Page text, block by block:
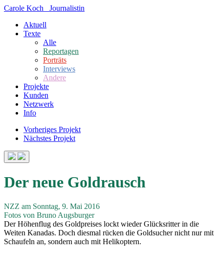
Carole Koch Journalistin
Aktuell
Texte
Alle
Reportagen
Porträts
Interviews
Andere
Projekte
Kunden
Netzwerk
Info
Vorheriges Projekt
Nächstes Projekt
Der neue Goldrausch
NZZ am Sonntag, 9. Mai 2016
Fotos von Bruno Augsburger
Der Höhenflug des Goldpreises lockt wieder Glücksritter in die
Weiten Kanadas. Doch diesmal rücken die Goldsucher nicht nur mit
Schaufeln an, sondern auch mit Helikoptern.